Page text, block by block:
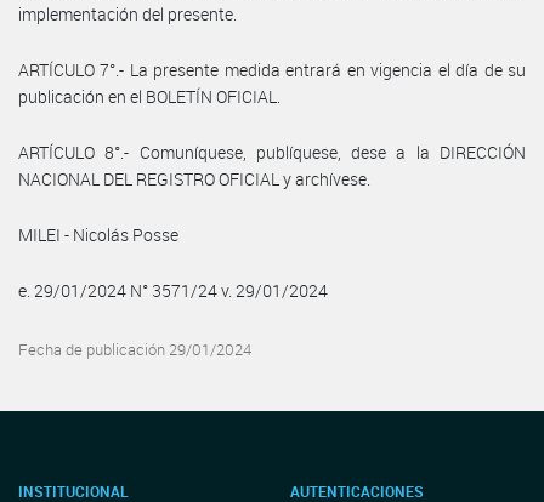
implementación del presente.
ARTÍCULO 7°.- La presente medida entrará en vigencia el día de su
publicación en el BOLETÍN OFICIAL.
ARTÍCULO 8°.- Comuníquese, publíquese, dese a la DIRECCIÓN
NACIONAL DEL REGISTRO OFICIAL y archívese.
MILEI - Nicolás Posse
e. 29/01/2024 N° 3571/24 v. 29/01/2024
Fecha de publicación 29/01/2024
INSTITUCIONAL AUTENTICACIONES